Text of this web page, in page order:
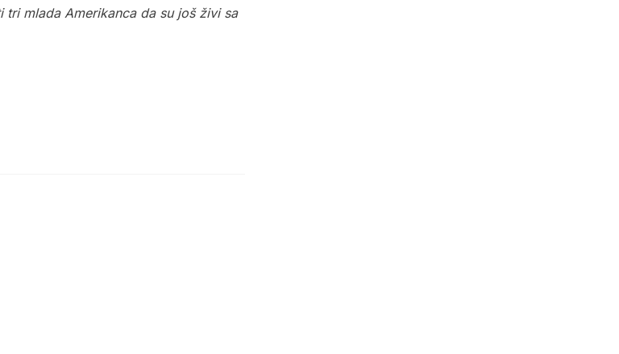
mlada Amerikanca da su još živi sa